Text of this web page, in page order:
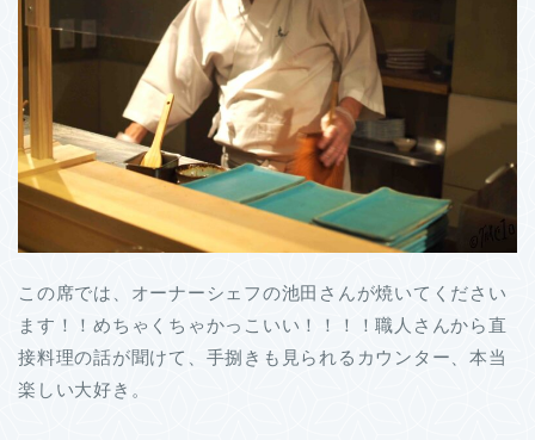
この席では、オーナーシェフの池田さんが焼いてください
ます！！めちゃくちゃかっこいい！！！！職人さんから直
接料理の話が聞けて、手捌きも見られるカウンター、本当
楽しい大好き。